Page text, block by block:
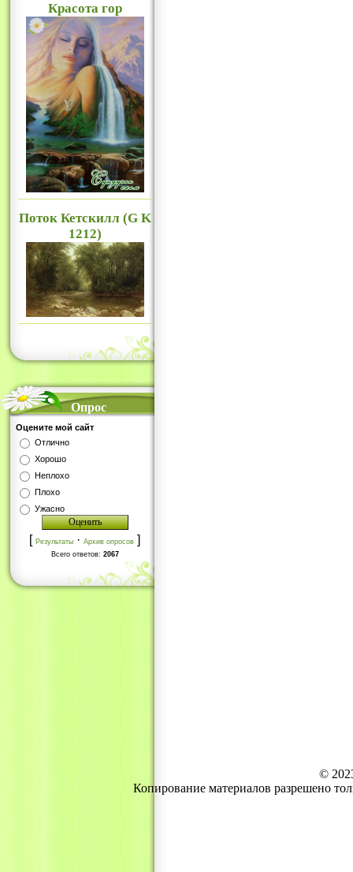
Красота гор
Поток Кетскилл (G K
1212)
Опрос
Оцените мой сайт
Отлично
Хорошо
Неплохо
Плохо
Ужасно
[ Результаты · Архив опросов ]
Всего ответов: 2067
©
Копирование материалов разрешено